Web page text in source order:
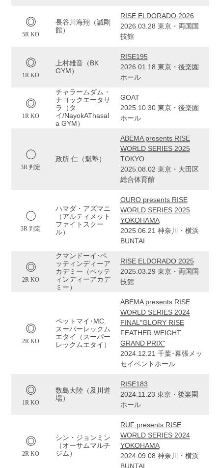
5R KO
長谷川海翔（誠剛
館）
RISE ELDORADO 2026
2026.03.28 東京・両国国
技館
1R KO
上村雄音（BK
GYM）
RISE195
2026.01.18 東京・後楽園
ホール
1R KO
チャラームダム・
ナヨックエータサ
ラ（タ
イ/NayokAThasal
a GYM）
GOAT
2025.10.30 東京・後楽園
ホール
3R 判定
政所 仁（魁塾）
ABEMA presents RISE
WORLD SERIES 2025
TOKYO
2025.08.02 東京・大田区
総合体育館
3R 判定
ハマダ・アズマニ
（アルティメット
ファイトスクー
ル）
OURO presents RISE
WORLD SERIES 2025
YOKOHAMA
2025.06.21 神奈川・横浜
BUNTAI
2R KO
クマンドーイ･ペ
ッティンディーア
カデミー（ペッテ
ィンディーアカデ
ミー）
RISE ELDORADO 2025
2025.03.29 東京・両国国
技館
2R KO
ペットマイ･MC.
スーパーレックム
エタイ（スーパー
レックムエタイ）
ABEMA presents RISE
WORLD SERIES 2024
FINAL"GLORY RISE
FEATHER WEIGHT
GRAND PRIX"
2024.12.21 千葉･幕張メッ
セイベントホール
1R KO
数島大陸（及川道
場）
RISE183
2024.11.23 東京・後楽園
ホール
2R KO
シン・ジョンミン
（オーサムマルチ
ジム）
RUF presents RISE
WORLD SERIES 2024
YOKOHAMA
2024.09.08 神奈川・横浜
BUNTAI